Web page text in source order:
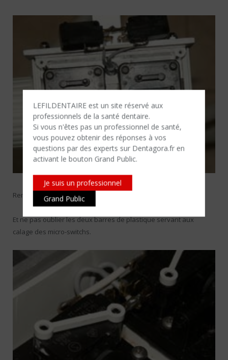
LEFILDENTAIRE est un site réservé aux
professionnels de la santé dentaire.
Si vous n'êtes​ pas un professionnel de santé,
vous pouvez obtenir des réponses à vos
questions par des experts sur Dentagora.fr en
activant le bouton Grand Public.
Je suis un professionnel
Grand Public
Remettre les deux micro-switchs en place.
Et ne pas oublier les deux barres de plastique servant aux
calage des micro-switchs.